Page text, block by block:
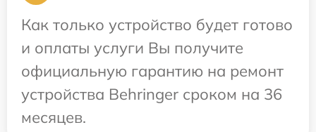
Как только устройство будет готово
и оплаты услуги Вы получите
официальную гарантию на ремонт
устройства Behringer сроком на 36
месяцев.